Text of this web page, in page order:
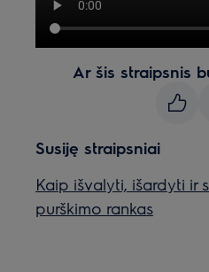
Ar šis straipsnis
Susiję straipsniai
Kaip išvalyti, išardyti ir
purškimo rankas